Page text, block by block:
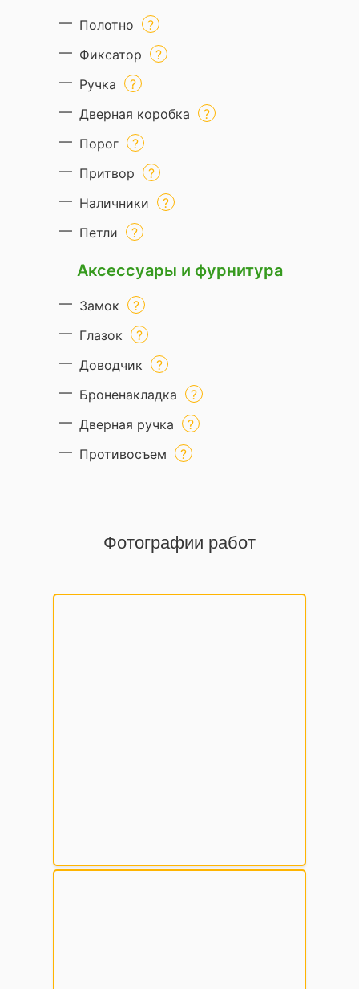
Полотно
Фиксатор
Ручка
Дверная коробка
Порог
Притвор
Наличники
Петли
Аксессуары и фурнитура
Замок
Глазок
Доводчик
Броненакладка
Дверная ручка
Противосъем
Фотографии работ